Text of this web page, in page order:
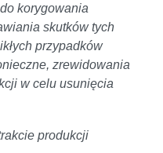
korygowania
skutków tych
przypadków
zrewidowania
w celu usunięcia
produkcji